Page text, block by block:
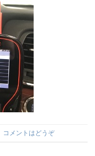
コメントはどうぞ